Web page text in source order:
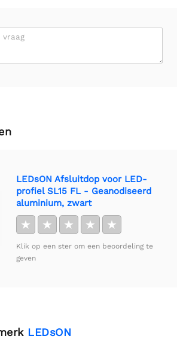
vraag
LEDsON Afsluitdop voor LED-
profiel SL15 FL - Geanodiseerd
aluminium, zwart
★ ★ ★ ★ ★
Klik op een ster om een beoordeling te
geven
LEDsON